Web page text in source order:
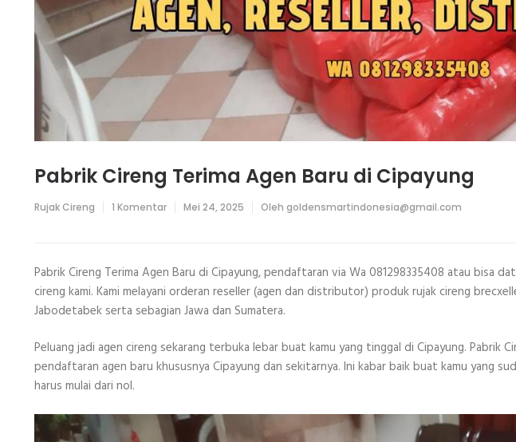
Pabrik Cireng Terima Agen Baru di Cipayung
Rujak Cireng 1 Komentarpada
Baru
di
Cipayung
Mei 24, 2025 Oleh goldensmartindonesia@gmail.com
Pabrik Cireng Terima Agen Baru di Cipayung, pendaftaran via Wa 081298335408 atau bisa
cireng kami. Kami melayani orderan reseller (agen dan distributor) produk rujak cireng
Jabodetabek serta sebagian Jawa dan Sumatera.
Peluang jadi agen cireng sekarang terbuka lebar buat kamu yang tinggal di Cipayung. Pabrik
pendaftaran agen baru khususnya Cipayung dan sekitarnya. Ini kabar baik buat kamu yang
harus mulai dari nol.